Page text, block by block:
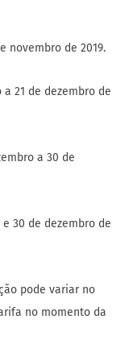
novembro de 2019.
21 de dezembro de
a 30 de
30 de dezembro de
pode variar no
no momento da